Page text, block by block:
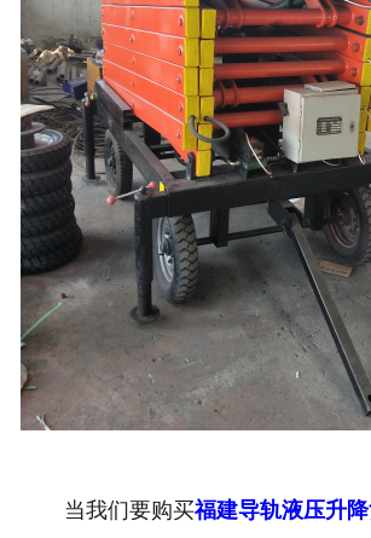
当我们要购买福建导轨液压升